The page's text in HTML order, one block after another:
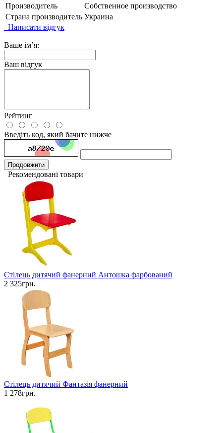
Производитель
Собственное производство
Страна производитель Украина
Написати відгук
Ваше ім’я:
Ваш відгук
Рейтинг
Введіть код, який бачите нижче
Продовжити
Рекомендовані товари
Стілець дитячий фанерний Антошка фарбований
2 325грн.
Стілець дитячий Фантазія фанерний
1 278грн.